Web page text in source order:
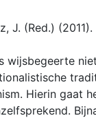
J. (Red.) (2011).
wijsbegeerte
Hierin gaat